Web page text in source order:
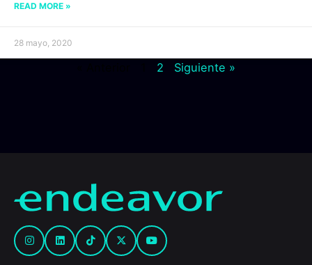
READ MORE »
28 mayo, 2020
2 Siguiente »